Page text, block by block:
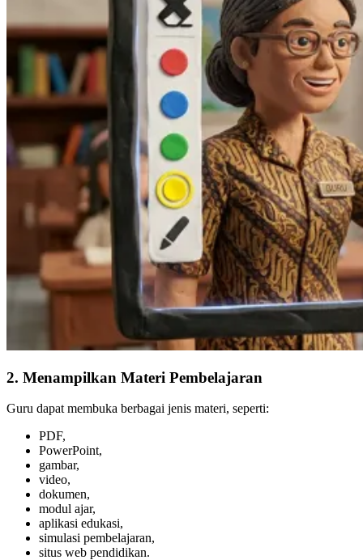
2. Menampilkan Materi Pembelajaran
Guru dapat membuka berbagai jenis materi, seperti:
PDF,
PowerPoint,
gambar,
video,
dokumen,
modul ajar,
aplikasi edukasi,
simulasi pembelajaran,
situs web pendidikan.